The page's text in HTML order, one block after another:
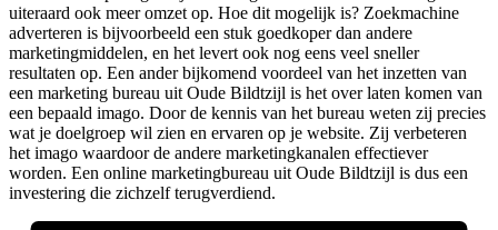
uiteraard ook meer omzet op. Hoe dit mogelijk is? Zoekmachine
adverteren is bijvoorbeeld een stuk goedkoper dan andere
marketingmiddelen, en het levert ook nog eens veel sneller
resultaten op. Een ander bijkomend voordeel van het inzetten van
een marketing bureau uit Oude Bildtzijl is het over laten komen van
een bepaald imago. Door de kennis van het bureau weten zij precies
wat je doelgroep wil zien en ervaren op je website. Zij verbeteren
het imago waardoor de andere marketingkanalen effectiever
worden. Een online marketingbureau uit Oude Bildtzijl is dus een
investering die zichzelf terugverdiend.